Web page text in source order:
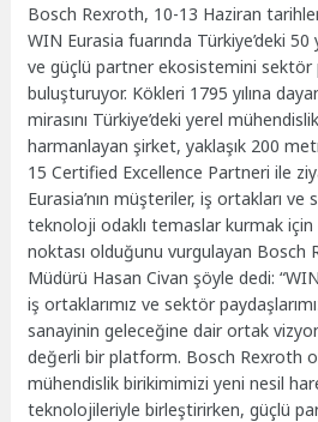
Bosch Rexroth, 10-13 Haziran
WIN Eurasia fuarında Türkiye’deki 50
ve güçlü partner ekosistemini sektör
buluşturuyor. Kökleri 1795 yılına
mirasını Türkiye’deki yerel
harmanlayan şirket, yaklaşık 200
15 Certified Excellence Partneri ile
Eurasia’nın müşteriler, iş ortakları ve
teknoloji odaklı temaslar kurmak
noktası olduğunu vurgulayan Bosch
Müdürü Hasan Civan şöyle dedi:
iş ortaklarımız ve sektör
sanayinin geleceğine dair ortak
değerli bir platform. Bosch Rexroth
mühendislik birikimimizi yeni nesil
teknolojileriyle birleştirirken, güçlü